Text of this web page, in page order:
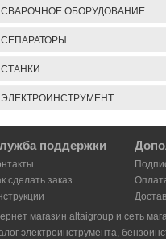
СВАРОЧНОЕ ОБОРУДОВАНИЕ
СЕПАРАТОРЫ
СТАНКИ
ЭЛЕКТРОИНСТРУМЕНТ
поддержки
сделать заказ
магазин altaigroup и сеть
электроинструмента,